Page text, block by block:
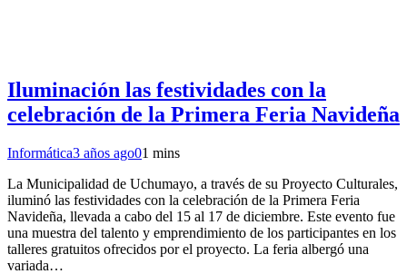
Iluminación las festividades con la
celebración de la Primera Feria Navideña
Informática3 años ago01 mins
La Municipalidad de Uchumayo, a través de su Proyecto Culturales,
iluminó las festividades con la celebración de la Primera Feria
Navideña, llevada a cabo del 15 al 17 de diciembre. Este evento fue
una muestra del talento y emprendimiento de los participantes en los
talleres gratuitos ofrecidos por el proyecto. La feria albergó una
variada…